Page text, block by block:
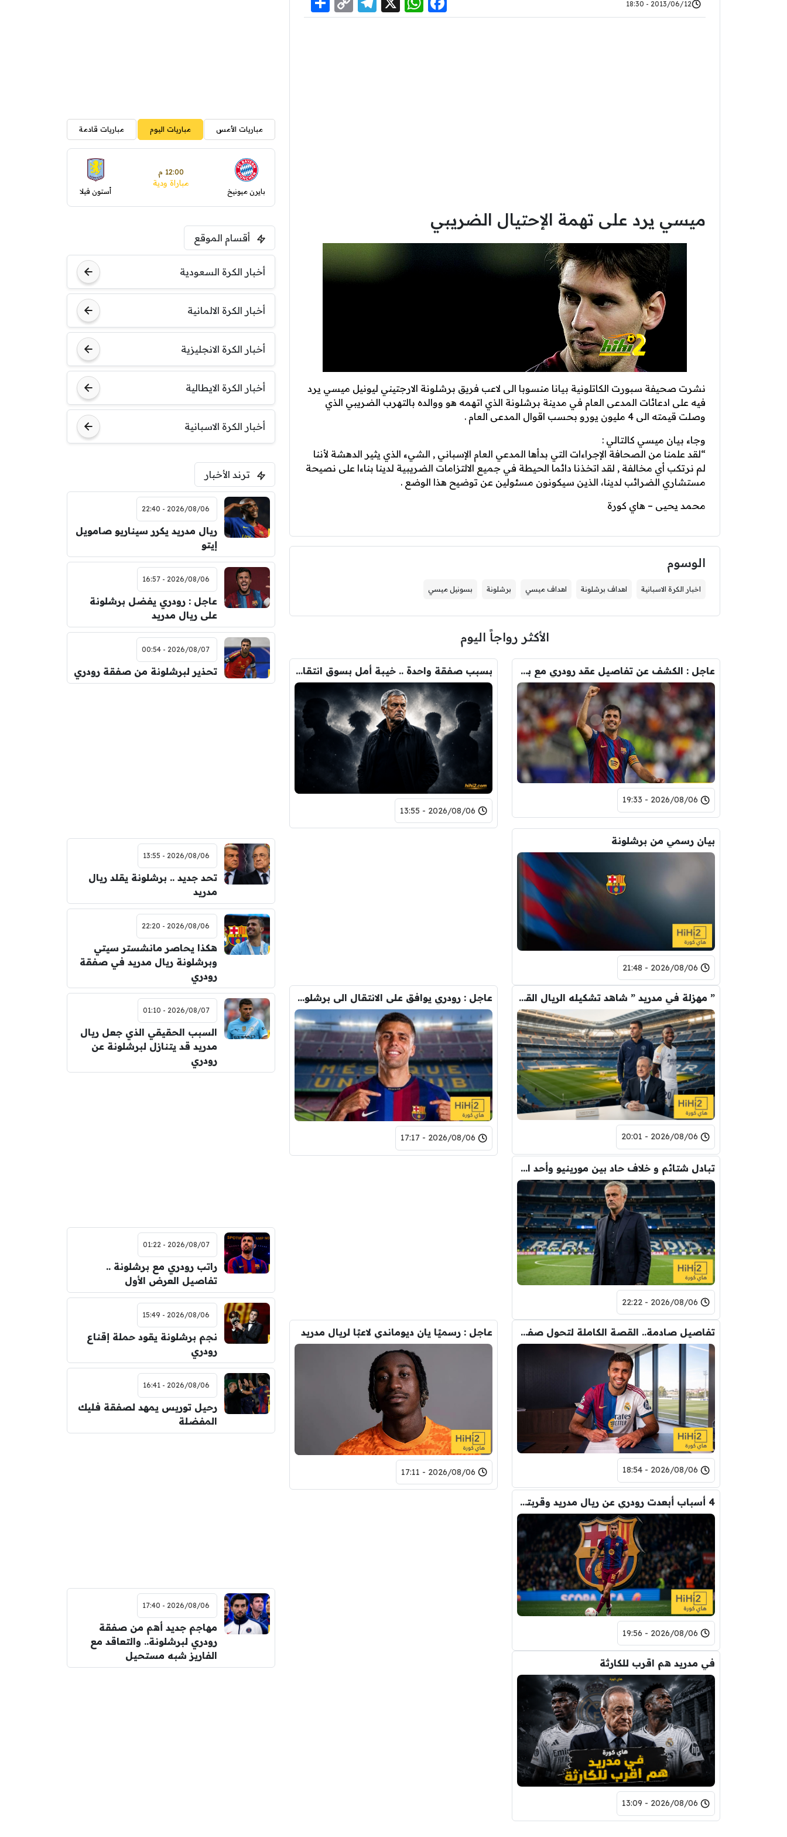
2013/06/12 - 18:30
Link
ميسي يرد على تهمة الإحتيال الضريبي
نشرت صحيفة سبورت الكاتلونية بيانا منسوبا الى لاعب فريق برشلونة الارجتيني ليونيل ميسي يرد
فيه على ادعائات المدعى العام في مدينة برشلونة الذي اتهمه هو ووالده بالتهرب الضريبي الذي
وصلت قيمته الى 4 مليون يورو بحسب اقوال المدعى العام .
وجاء بيان ميسي كالتالي :
“لقد علمنا من الصحافة الإجراءات التي بدأها المدعي العام الإسباني , الشيء الذي يثير الدهشة لأننا
لم نرتكب أي مخالفة , لقد اتخذنا دائما الحيطة في جميع الالتزامات الضريبية لدينا بناءا على نصيحة
مستشاري الضرائب لدينا، الذين سيكونون مسئولين عن توضيح هذا الوضع .
محمد يحيى – هاي كورة
الوسوم
اخبار الكرة الاسبانية اهداف برشلونة اهداف ميسي برشلونة بسونيل ميسي
الأكثر رواجاً اليوم
عاجل : الكشف عن تفاصيل عقد رودري مع برشلونة.. قيمة الصفقة والراتب
2026/08/06 - 19:33
بسبب صفقة واحدة .. خيبة أمل بسوق انتقالات ريال مدريد !
2026/08/06 - 13:55
بيان رسمي من برشلونة
2026/08/06 - 21:48
” مهزلة في مدريد ” شاهد تشكيله الريال القادمه لاكتساح المركز الثاني
2026/08/06 - 20:01
عاجل : رودري يوافق على الانتقال الى برشلونة.. 3 أسباب وراء قراره
2026/08/06 - 17:17
تبادل شتائم و خلاف حاد بين مورينيو وأحد افراد ادارة ريال مدريد بعد انهيار صفقة رودري
2026/08/06 - 22:22
تفاصيل صادمة.. القصة الكاملة لتحول صفقة رودري من ريال مدريد الى برشلونة
2026/08/06 - 18:54
عاجل : رسميًا يان ديوماندي لاعبًا لريال مدريد
2026/08/06 - 17:11
4 أسباب أبعدت رودري عن ريال مدريد وقربته من برشلونة
2026/08/06 - 19:56
في مدريد هم اقرب للكارثة
2026/08/06 - 13:09
مباريات الأمس مباريات اليوم مباريات قادمة
بايرن ميونيخ
12:00 م
مباراة ودية
أستون فيلا
أقسام الموقع
أخبار الكرة السعودية
أخبار الكرة الالمانية
أخبار الكرة الانجليزية
أخبار الكرة الايطالية
أخبار الكرة الاسبانية
ترند الأخبار
2026/08/06 - 22:40
ريال مدريد يكرر سيناريو صامويل
إيتو
2026/08/06 - 16:57
عاجل : رودري يفضل برشلونة
على ريال مدريد
2026/08/07 - 00:54
تحذير لبرشلونة من صفقة رودري
2026/08/06 - 13:55
تحد جديد .. برشلونة يقلد ريال
مدريد
2026/08/06 - 22:20
هكذا يحاصر مانشستر سيتي
وبرشلونة ريال مدريد في صفقة
رودري
2026/08/07 - 01:10
السبب الحقيقي الذي جعل ريال
مدريد قد يتنازل لبرشلونة عن
رودري
2026/08/07 - 01:22
راتب رودري مع برشلونة ..
تفاصيل العرض الأول
2026/08/06 - 15:49
نجم برشلونة يقود حملة إقناع
رودري
2026/08/06 - 16:41
رحيل توريس يمهد لصفقة فليك
المفضلة
2026/08/06 - 17:40
مهاجم جديد أهم من صفقة
رودري لبرشلونة.. والتعاقد مع
الفاريز شبه مستحيل